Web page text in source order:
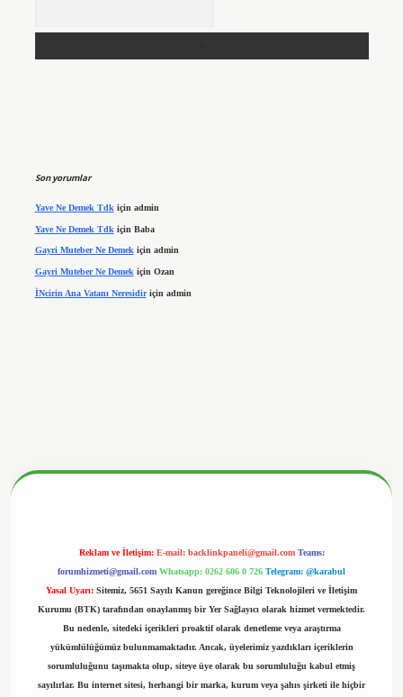
Son yorumlar
Yave Ne Demek Tdk için admin
Yave Ne Demek Tdk için Baba
Gayri Muteber Ne Demekiçin admin
Gayri Muteber Ne Demek için Ozan
İNcirin Ana Vatanı Neresidiriçin admin
Reklam ve İletişim: E-mail: backlinkpaneli@gmail.com Teams:
forumhizmeti@gmail.com Whatsapp: 0262 606 0 726 Telegram: @karabul
Yasal Uyarı: Sitemiz, 5651 Sayılı Kanun gereğince Bilgi Teknolojileri ve İletişim
Kurumu (BTK) tarafından onaylanmış bir Yer Sağlayıcı olarak hizmet vermektedir.
Bu nedenle, sitedeki içerikleri proaktif olarak denetleme veya araştırma
yükümlülüğümüz bulunmamaktadır. Ancak, üyelerimiz yazdıkları içeriklerin
sorumluluğunu taşımakta olup, siteye üye olarak bu sorumluluğu kabul etmiş
sayılırlar. Bu internet sitesi, herhangi bir marka, kurum veya şahıs şirketi ile hiçbir